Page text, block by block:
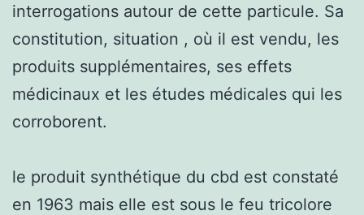
interrogations autour de cette particule. Sa
constitution, situation , où il est vendu, les
produits supplémentaires, ses effets
médicinaux et les études médicales qui les
corroborent.
le produit synthétique du cbd est constaté
en 1963 mais elle est sous le feu tricolore